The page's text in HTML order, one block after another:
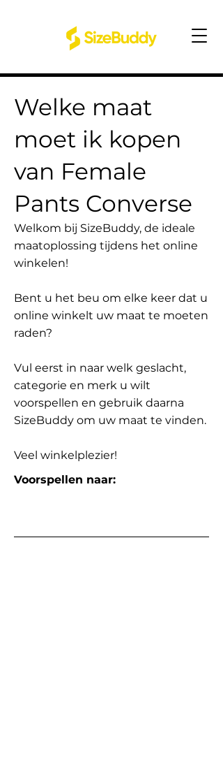
Welke maat
moet ik kopen
van Female
Pants Converse
Welkom bij SizeBuddy, de ideale
maatoplossing tijdens het online
winkelen!
Bent u het beu om elke keer dat u
online winkelt uw maat te moeten
raden?
Vul eerst in naar welk geslacht,
categorie en merk u wilt
voorspellen en gebruik daarna
SizeBuddy om uw maat te vinden.
Veel winkelplezier!
Voorspellen naar: